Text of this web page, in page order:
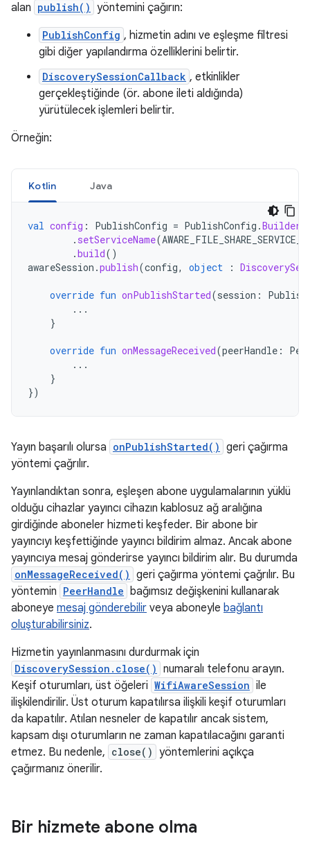
alan publish() yöntemini çağırın:
PublishConfig , hizmetin adını ve eşleşme filtresi
gibi diğer yapılandırma özelliklerini belirtir.
DiscoverySessionCallback , etkinlikler
gerçekleştiğinde (ör. abone ileti aldığında)
yürütülecek işlemleri belirtir.
Örneğin:
Kotlin Java
val config : PublishConfig = PublishConfig .Builder
. setServiceName(
.build()
awareSession .publish(config, object :
override fun onPublishStarted(session :
...
}
override fun onMessageReceived(peerHandle :
...
}
})
Yayın başarılı olursa onPublishStarted() geri çağırma
yöntemi çağrılır.
Yayınlandıktan sonra, eşleşen abone uygulamalarının yüklü
olduğu cihazlar yayıncı cihazın kablosuz ağ aralığına
girdiğinde aboneler hizmeti keşfeder. Bir abone bir
yayıncıyı keşfettiğinde yayıncı bildirim almaz. Ancak abone
yayıncıya mesaj gönderirse yayıncı bildirim alır. Bu durumda
onMessageReceived() geri çağırma yöntemi çağrılır. Bu
yöntemin PeerHandle bağımsız değişkenini kullanarak
aboneye mesaj gönderebilir veya aboneyle bağlantı
oluşturabilirsiniz.
Hizmetin yayınlanmasını durdurmak için
DiscoverySession.close() numaralı telefonu arayın.
Keşif oturumları, üst öğeleri WifiAwareSession ile
ilişkilendirilir. Üst oturum kapatılırsa ilişkili keşif oturumları
da kapatılır. Atılan nesneler de kapatılır ancak sistem,
kapsam dışı oturumların ne zaman kapatılacağını garanti
etmez. Bu nedenle, close() yöntemlerini açıkça
çağırmanız önerilir.
Bir hizmete abone olma